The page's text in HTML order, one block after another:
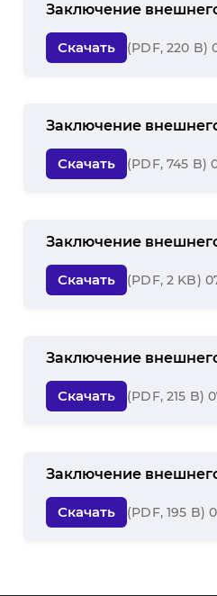
Заключение
Скачать (PDF, 220 B)
Заключение
Скачать (PDF, 745 B)
Заключение
Скачать (PDF, 2 KB)
Заключение
Скачать (PDF, 215 B)
Заключение
Скачать (PDF, 195 B)